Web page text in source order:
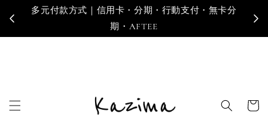
多元付款方式｜信用卡・分期・行動支付・無卡分
期・AFTEE
寄